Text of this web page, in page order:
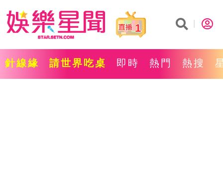
1
針線緣 請世界吃桌 即時 熱門 熱搜